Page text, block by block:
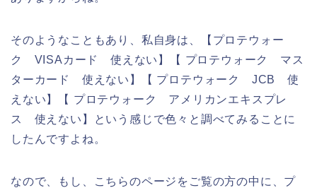
そのようなこともあり、私自身は、【プロテウォー
ク VISAカード 使えない】【 プロテウォーク マス
ターカード 使えない】【 プロテウォーク JCB 使
えない】【 プロテウォーク アメリカンエキスプレ
ス 使えない】という感じで色々と調べてみることに
したんですよね。
なので、もし、こちらのページをご覧の方の中に、プ